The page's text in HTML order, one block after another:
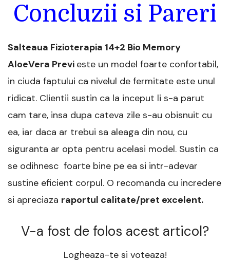
Concluzii si Pareri
Salteaua Fizioterapia 14+2 Bio Memory
AloeVera Previ este un model foarte confortabil,
in ciuda faptului ca nivelul de fermitate este unul
ridicat. Clientii sustin ca la inceput li s-a parut
cam tare, insa dupa cateva zile s-au obisnuit cu
ea, iar daca ar trebui sa aleaga din nou, cu
siguranta ar opta pentru acelasi model. Sustin ca
se odihnesc foarte bine pe ea si intr-adevar
sustine eficient corpul. O recomanda cu incredere
si apreciaza raportul calitate/pret excelent.
V-a fost de folos acest articol?
Logheaza-te si voteaza!